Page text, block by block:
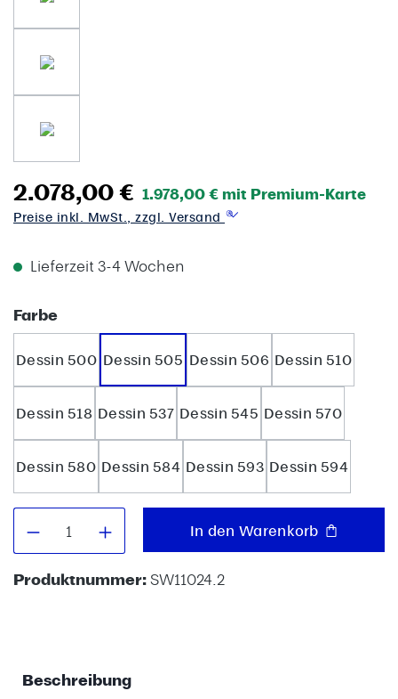
2.078,00 € 1.978,00 € mit Premium-Karte
Preise inkl. MwSt., zzgl. Versand
Lieferzeit 3-4 Wochen
Farbeauswählen
Dessin 500 Dessin 505 Dessin 506 Dessin 510
Dessin 518 Dessin 537 Dessin 545 Dessin 570
Dessin 580 Dessin 584 Dessin 593 Dessin 594
Produkt Anzahl: Gib denIn den Warenkorb
Produktnummer:SW11024.2
Beschreibung